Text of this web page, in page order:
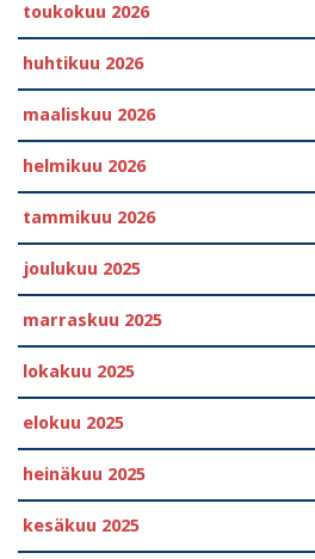
toukokuu 2026
huhtikuu 2026
maaliskuu 2026
helmikuu 2026
tammikuu 2026
joulukuu 2025
marraskuu 2025
lokakuu 2025
elokuu 2025
heinäkuu 2025
kesäkuu 2025